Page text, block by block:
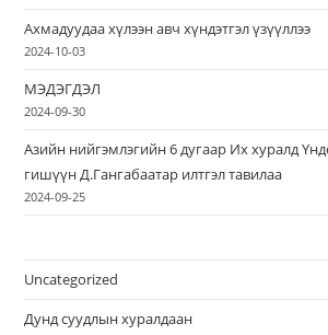
Ахмадуудаа хүлээн авч хүндэтгэл үзүүллээ
2024-10-03
МЭДЭГДЭЛ
2024-09-30
Азийн нийгэмлэгийн 6 дугаар Их хуралд
гишүүн Д.Гангабаатар илтгэл тавилаа
2024-09-25
Uncategorized
Дунд суудлын хуралдаан